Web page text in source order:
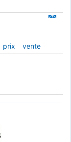
prix
vente